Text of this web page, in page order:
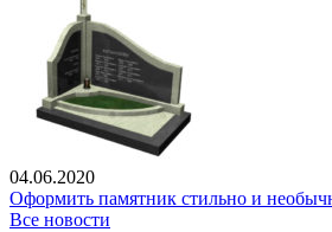
04.06.2020
Оформить памятник стильно и
Все новости